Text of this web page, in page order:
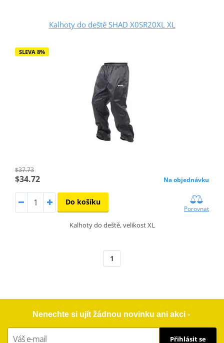
Kalhoty do deště SHAD X0SR20XL XL
SLEVA 8%
$37.73
$34.72 Na objednávku
Do košíku
Porovnat
Kalhoty do deště, velikost XL
1
Nenechte si ujít žádnou novinku ani akci -
Přihlásit se